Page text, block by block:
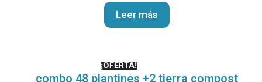
Leer más
¡OFERTA!
combo 48 plantines +2 tierra compost